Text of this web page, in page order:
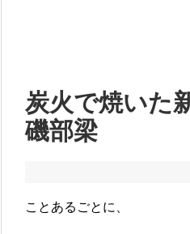
炭火で焼いた
磯部梁
ことあるごとに、